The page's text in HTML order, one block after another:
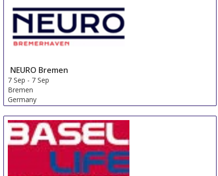
NEURO Bremen
7 Sep - 7 Sep
Bremen
Germany